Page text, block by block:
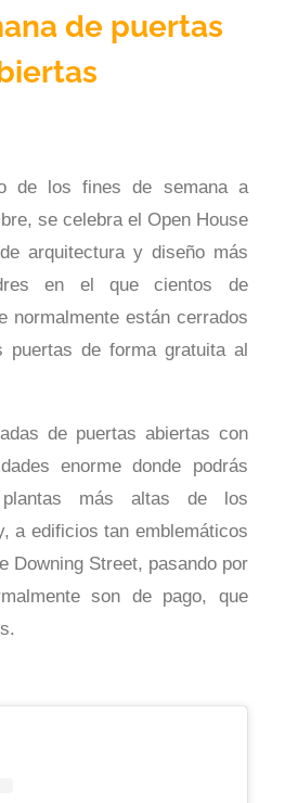
de puertas
de los fines de semana a
se celebra el Open House
arquitectura y diseño más
en el que cientos de
normalmente están cerrados
puertas de forma gratuita al
de puertas abiertas con
enorme donde podrás
más altas de los
a edificios tan emblemáticos
Downing Street, pasando por
son de pago, que